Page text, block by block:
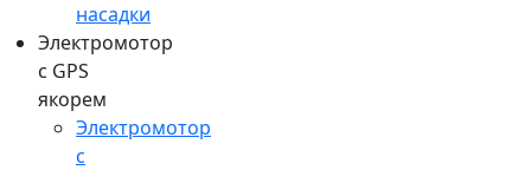
насадки
Электромотор
c GPS
якорем
Электромотор
c